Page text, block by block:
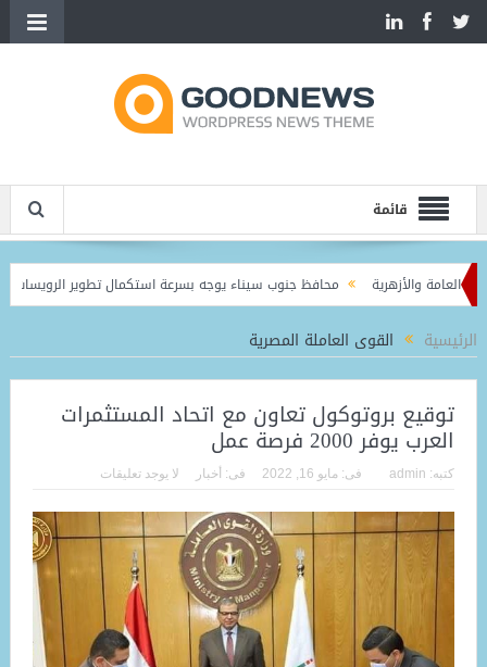
قائمة
محافظ جنوب سيناء يوجه بسرعة استكمال تطوير الرويسات
الرئيسية القوى العاملة المصرية
توقيع بروتوكول تعاون مع اتحاد المستثمرات
العرب يوفر 2000 فرصة عمل
كتبه: admin فى: مايو 16, 2022 فى: أخبار لا يوجد تعليقات